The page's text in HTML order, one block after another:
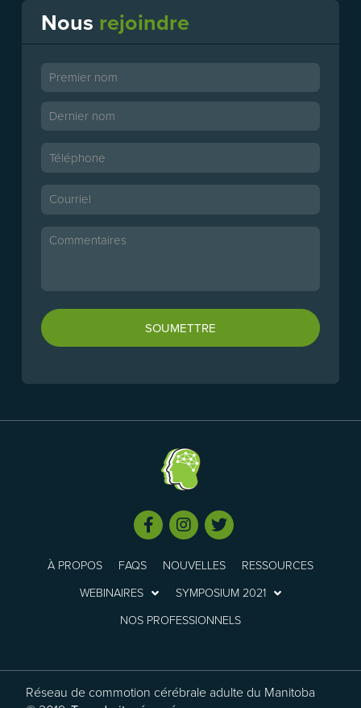
Nous rejoindre
À PROPOS FAQS NOUVELLES RESSOURCES
WEBINAIRES SYMPOSIUM 2021
NOS PROFESSIONNELS
Réseau de commotion cérébrale adulte du Manitoba